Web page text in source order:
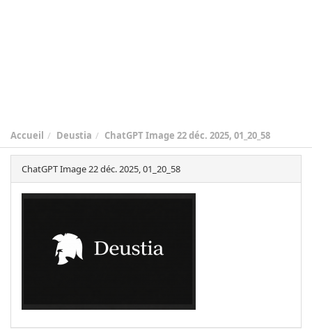
Accueil Deustia ChatGPT Image 22 déc. 2025, 01_20_58
ChatGPT Image 22 déc. 2025, 01_20_58